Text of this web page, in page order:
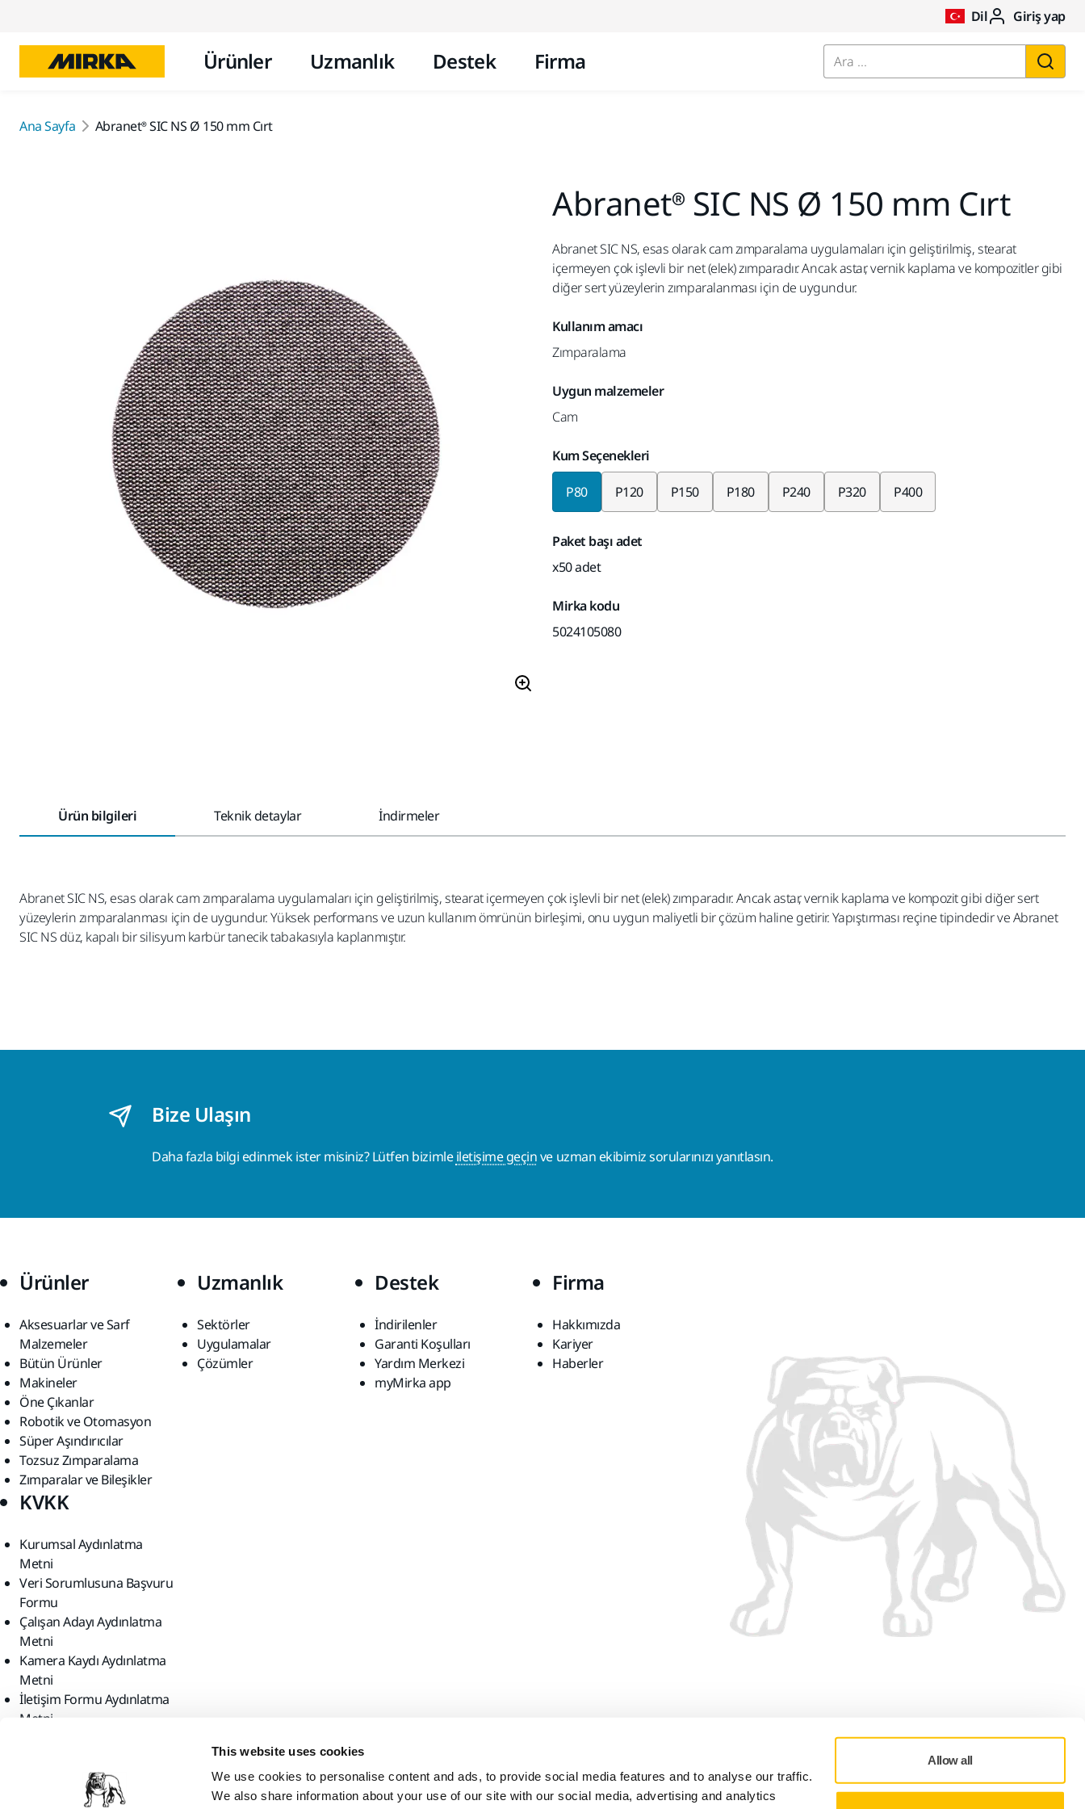
This website uses cookies
We use cookies to personalise content and ads, to provide social media features and to analyse our traffic.
We also share information about your use of our site with our social media, advertising and analytics
Allow all
Dil Giriş yap
Ürünler Uzmanlık Destek Firma Ara ...
Ana Sayfa Abranet® SIC NS Ø 150 mm Cırt
Abranet® SIC NS Ø 150 mm Cırt
Abranet SIC NS, esas olarak cam zımparalama uygulamaları için geliştirilmiş, stearat
içermeyen çok işlevli bir net (elek) zımparadır. Ancak astar, vernik kaplama ve kompozitler gibi
diğer sert yüzeylerin zımparalanması için de uygundur.
Kullanım amacı
Zımparalama
Uygun malzemeler
Cam
Kum Seçenekleri
P80 P120 P150 P180 P240 P320 P400
Paket başı adet
x50 adet
Mirka kodu
5024105080
Ürün bilgileri Teknik detaylar İndirmeler
Abranet SIC NS, esas olarak cam zımparalama uygulamaları için geliştirilmiş, stearat içermeyen çok işlevli bir net (elek) zımparadır. Ancak astar, vernik kaplama ve kompozit gibi diğer sert
yüzeylerin zımparalanması için de uygundur. Yüksek performans ve uzun kullanım ömrünün birleşimi, onu uygun maliyetli bir çözüm haline getirir. Yapıştırması reçine tipindedir ve Abranet
SIC NS düz, kapalı bir silisyum karbür tanecik tabakasıyla kaplanmıştır.
Bize Ulaşın
Daha fazla bilgi edinmek ister misiniz? Lütfen bizimleiletişime geçinve uzman ekibimiz sorularınızı yanıtlasın.
Ürünler
Aksesuarlar ve Sarf
Malzemeler
Bütün Ürünler
Makineler
Öne Çıkanlar
Robotik ve Otomasyon
Süper Aşındırıcılar
Tozsuz Zımparalama
Zımparalar ve Bileşikler
Uzmanlık
Sektörler
Uygulamalar
Çözümler
Destek
İndirilenler
Garanti Koşulları
Yardım Merkezi
myMirka app
Firma
Hakkımızda
Kariyer
Haberler
KVKK
Kurumsal Aydınlatma
Metni
Veri Sorumlusuna Başvuru
Formu
Çalışan Adayı Aydınlatma
Metni
Kamera Kaydı Aydınlatma
Metni
İletişim Formu Aydınlatma
Metni